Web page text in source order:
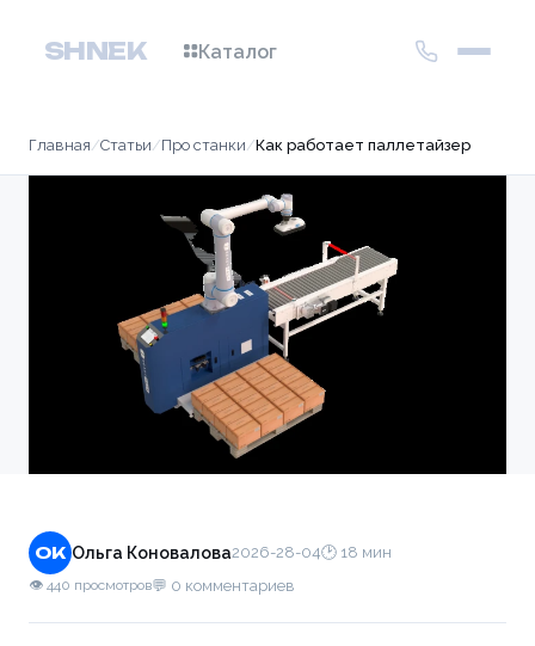
SHNEK Каталог
Главная/Статьи/Про станки/Как работает паллетайзер
ОК Ольга Коновалова2026-28-04🕑 18 мин
👁 440 просмотров💬 0 комментариев